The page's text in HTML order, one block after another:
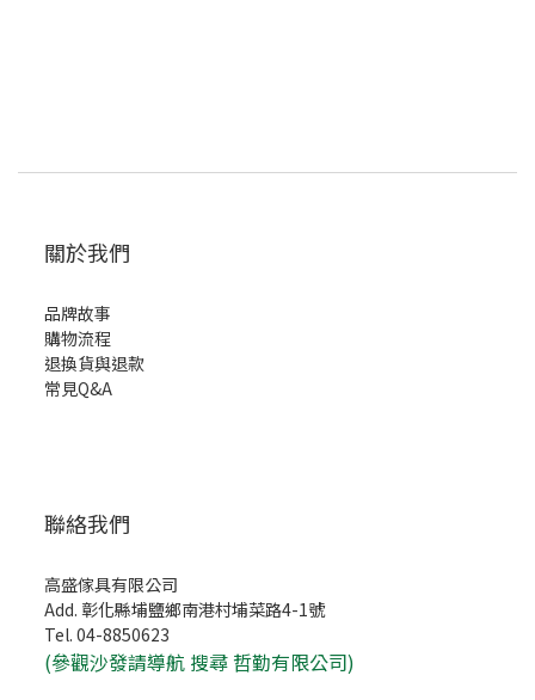
關於我們
品牌故事
購物流程
退換貨與退款
常見Q&A
聯絡我們
高盛傢具有限公司
Add. 彰化縣埔鹽鄉南港村埔菜路4-1號
Tel. 04-8850623
(參觀沙發請導航 搜尋 哲勤有限公司)